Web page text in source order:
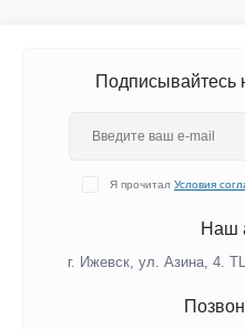
Подписывайтесь
Я прочитал Условия
Наш
г. Ижевск, ул. Азина, 4.